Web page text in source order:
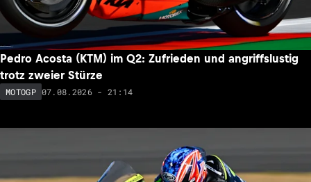
Pedro Acosta (KTM) im Q2: Zufrieden und angriffslustig
trotz zweier Stürze
MOTOGP 07.08.2026 - 21:14